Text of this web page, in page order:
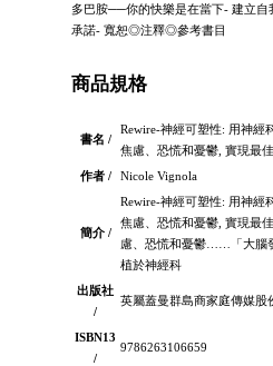
多巴胺──你的快樂是在當下- 建立自
承諾- 寬恕◎注釋◎參考書目
商品規格
書名 /
Rewire-神經可塑性: 用神經
焦慮、恐慌和憂鬱, 實現最
作者 /
Nicole Vignola
簡介 /
Rewire-神經可塑性: 用神經
焦慮、恐慌和憂鬱, 實現最
慮、恐慌和憂鬱……「大腦
植於神經科
出版社
/
英屬蓋曼群島商家庭傳媒股
ISBN13
/
9786263106659